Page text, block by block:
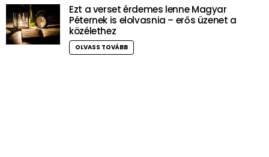
Ezt a verset érdemes lenne Magyar
Péternek is elolvasnia – erős üzenet a
közélethez
OLVASS TOVÁBB